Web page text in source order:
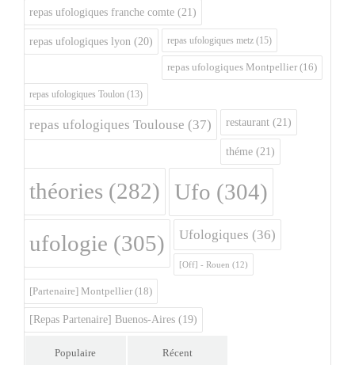
repas ufologiques franche comte (21)
repas ufologiques lyon (20) repas ufologiques metz (15)
repas ufologiques Montpellier (16)
repas ufologiques Toulon (13)
repas ufologiques Toulouse (37) restaurant (21)
théme (21)
théories (282) Ufo (304)
ufologie (305) Ufologiques (36)
[Off] - Rouen (12)
[Partenaire] Montpellier (18)
[Repas Partenaire] Buenos-Aires (19)
Populaire Récent